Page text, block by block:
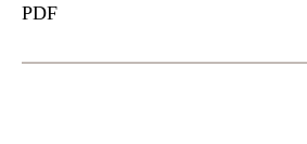
PDF